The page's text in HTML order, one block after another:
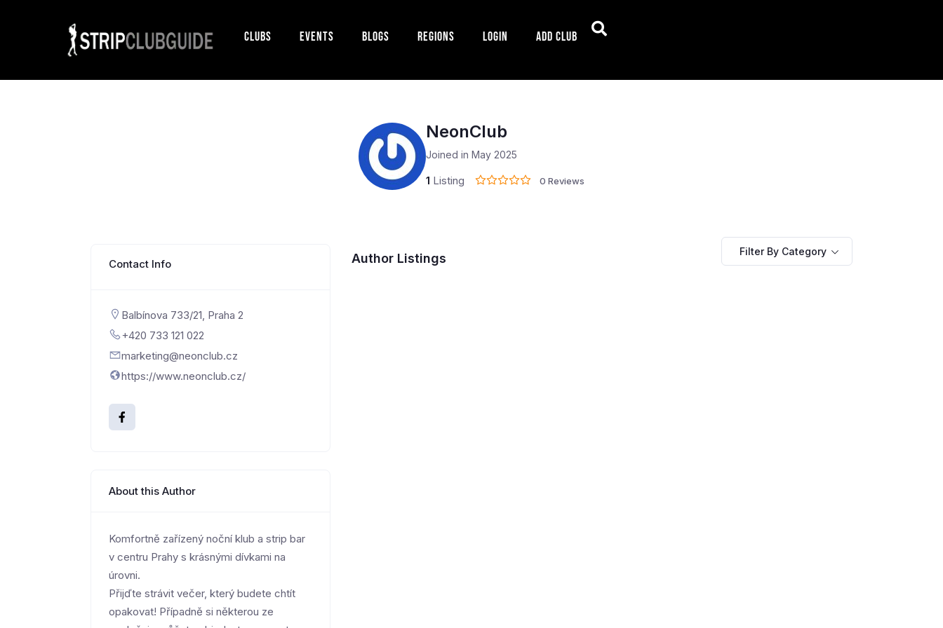
Clubs Events Blogs Regions Login Add Club
NeonClub
Joined in May 2025
1 Listing 0 Reviews
Contact Info
Balbínova 733/21, Praha 2
+420 733 121 022
marketing@neonclub.cz
https://www.neonclub.cz/
About this Author
Komfortně zařízený noční klub a strip bar
v centru Prahy s krásnými dívkami na
úrovni.
Přijďte strávit večer, který budete chtít
opakovat! Případně si některou ze
Author Listings Filter By Category